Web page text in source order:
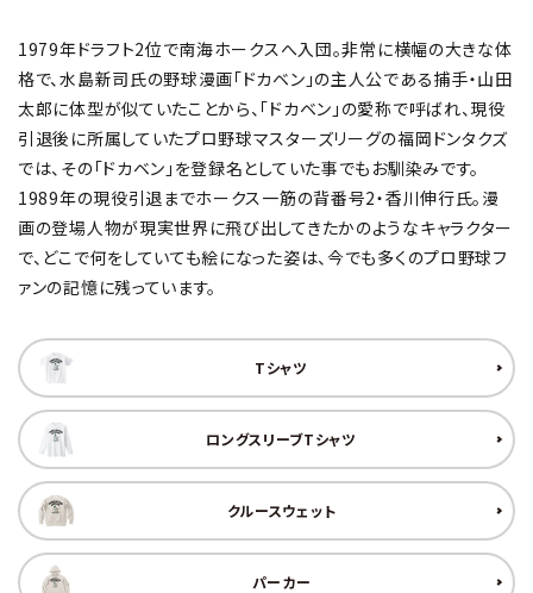
1979年ドラフト2位で南海ホークスへ入団。非常に横幅の大きな体
格で、水島新司氏の野球漫画「ドカベン」の主人公である捕手・山田
太郎に体型が似ていたことから、「ドカベン」の愛称で呼ばれ、現役
引退後に所属していたプロ野球マスターズリーグの福岡ドンタクズ
では、その「ドカベン」を登録名としていた事でもお馴染みです。
1989年の現役引退までホークス一筋の背番号2・香川伸行氏。漫
画の登場人物が現実世界に飛び出してきたかのようなキャラクター
で、どこで何をしていても絵になった姿は、今でも多くのプロ野球フ
ァンの記憶に残っています。
Tシャツ
ロングスリーブTシャツ
クルースウェット
パーカー